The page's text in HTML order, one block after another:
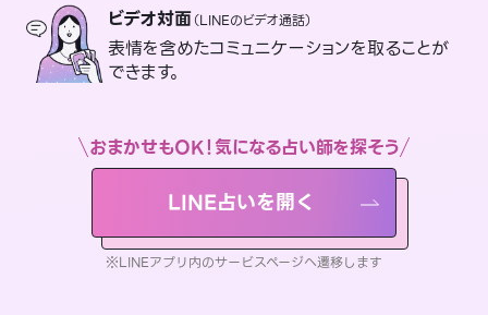
ビデオ対面（LINEのビデオ通話）
表情を含めたコミュニケーションを取ることが
できます。
おまかせもOK！気になる占い師を探そう
LINE占いを開く
※LINEアプリ内のサービスページへ遷移します